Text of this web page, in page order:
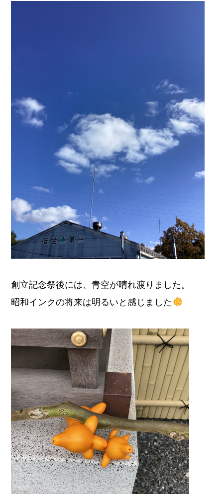
創立記念祭後には、青空が晴れ渡りました。
昭和インクの将来は明るいと感じました